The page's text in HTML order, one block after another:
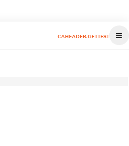
CAHEADER.GETTEST